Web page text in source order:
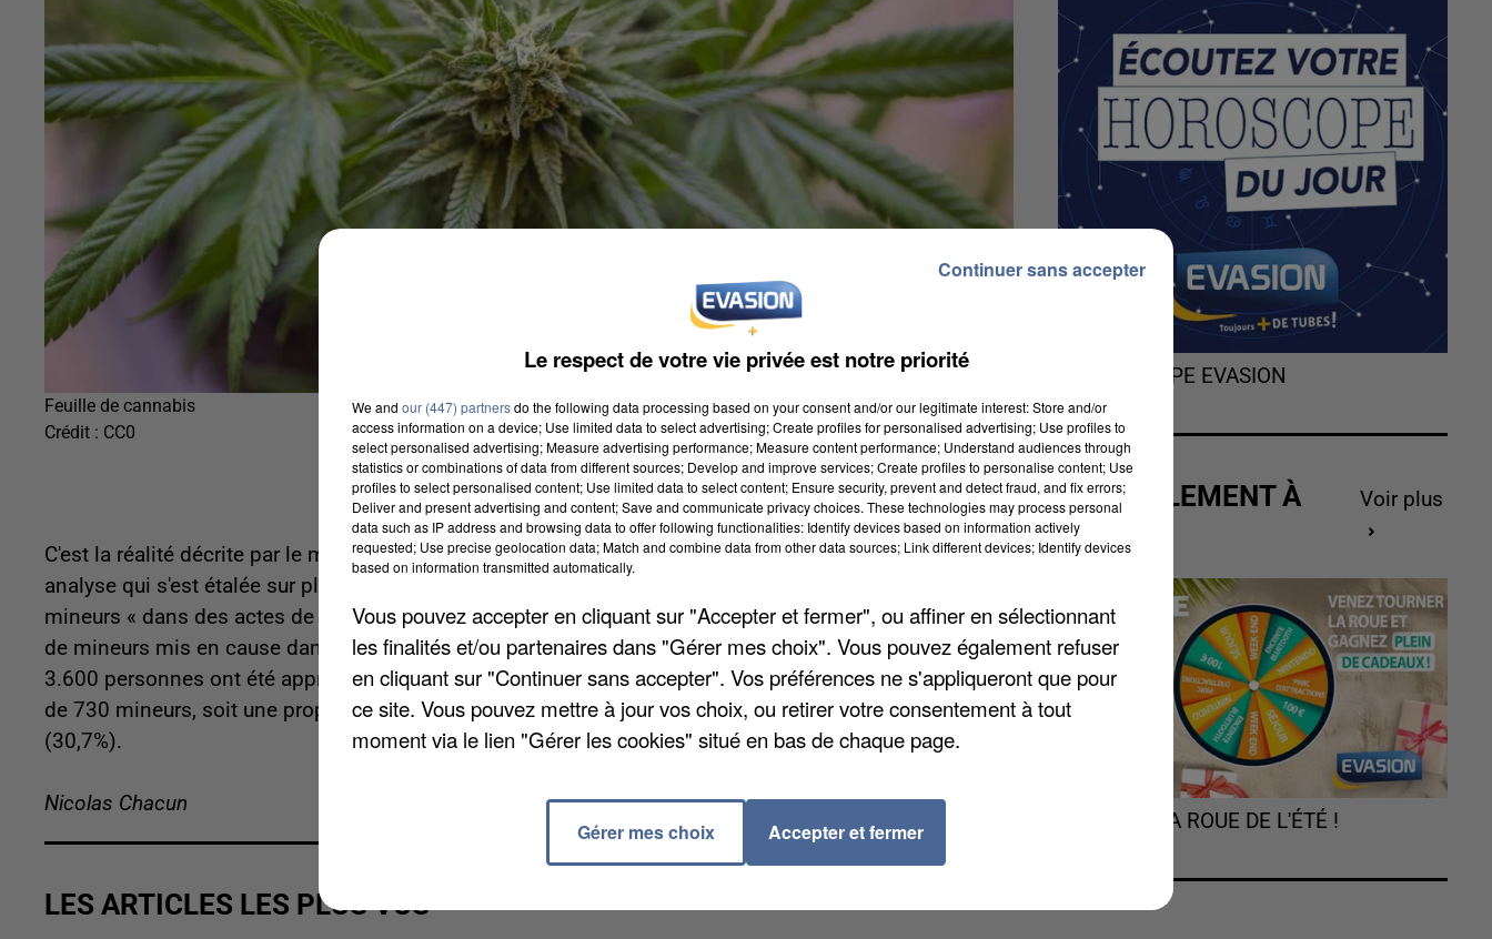
Feuille de cannabis
Crédit : CC0
C'est la réalité décrite par le ministère de l'Intérieur et son service statistique. Ce dernier dévoile une
analyse qui s'est étalée sur plusieurs années. L'occasion pour l'État de rappeler que l'implication de
mineurs « dans des actes de délinquance » est un « enjeu majeur » dans le pays. Toutefois, le nombre
de mineurs mis en cause dans différents faits a baissé de 15% depuis 2016. En Essonne, plus de
3.600 personnes ont été appréhendés pour du trafic de stupéfiants entre 2023 et 2025. Parmi eux, plus
de 730 mineurs, soit une proportion de 20,5%. C'est dans le Vaucluse que ce taux est le plus fort
(30,7%).
Nicolas Chacun
LES ARTICLES LES PLUS VUS
L'HOROSCOPE EVASION
ACTUELLEMENT À
GAGNER
Voir plus
TOURNEZ LA ROUE DE L'ÉTÉ !
Le respect de votre vie privée est notre priorité
We and our (447) partnersdo the following data processing based on your consent and/or our legitimate interest: Store and/or
access information on a device; Use limited data to select advertising; Create profiles for personalised advertising; Use profiles to
select personalised advertising; Measure advertising performance; Measure content performance; Understand audiences through
statistics or combinations of data from different sources; Develop and improve services; Create profiles to personalise content; Use
profiles to select personalised content; Use limited data to select content; Ensure security, prevent and detect fraud, and fix errors;
Deliver and present advertising and content; Save and communicate privacy choices. These technologies may process personal
data such as IP address and browsing data to offer following functionalities: Identify devices based on information actively
requested; Use precise geolocation data; Match and combine data from other data sources; Link different devices; Identify devices
based on information transmitted automatically.
Vous pouvez accepter en cliquant sur "Accepter et fermer", ou affiner en sélectionnant
les finalités et/ou partenaires dans "Gérer mes choix". Vous pouvez également refuser
en cliquant sur "Continuer sans accepter". Vos préférences ne s'appliqueront que pour
ce site. Vous pouvez mettre à jour vos choix, ou retirer votre consentement à tout
moment via le lien "Gérer les cookies" situé en bas de chaque page.
Gérer mes choix Accepter et fermer
Continuer sans accepter